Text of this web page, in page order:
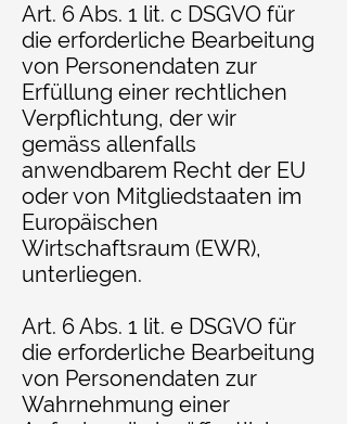
Art. 6 Abs. 1 lit. c DSGVO für
die erforderliche Bearbeitung
von Personendaten zur
Erfüllung einer rechtlichen
Verpflichtung, der wir
gemäss allenfalls
anwendbarem Recht der EU
oder von Mitgliedstaaten im
Europäischen
Wirtschaftsraum (EWR),
unterliegen.
Art. 6 Abs. 1 lit. e DSGVO für
die erforderliche Bearbeitung
von Personendaten zur
Wahrnehmung einer